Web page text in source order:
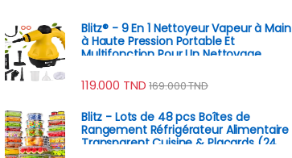
Blitz® - 9 En 1 Nettoyeur Vapeur à Main
à Haute Pression Portable Et
Multifonction Pour Un Nettoyage
119.000 TND 169.000TND
Blitz - Lots de 48 pcs Boîtes de
Rangement Réfrigérateur Alimentaire
Transparent Cuisine & Placards (24